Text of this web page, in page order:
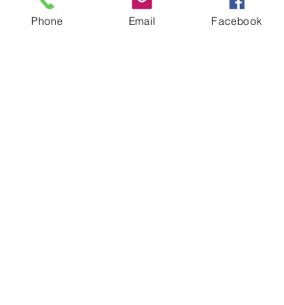
Phone Email Facebook